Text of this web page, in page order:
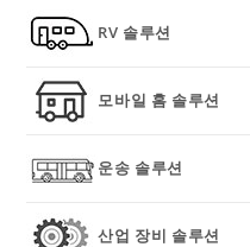
RV 솔루션
모바일 홈 솔루션
운송 솔루션
산업 장비 솔루션